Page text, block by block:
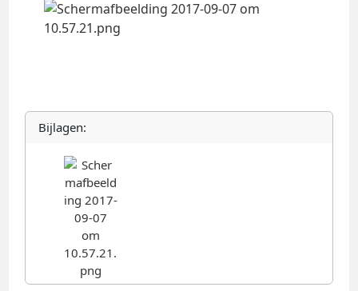
Bijlagen: